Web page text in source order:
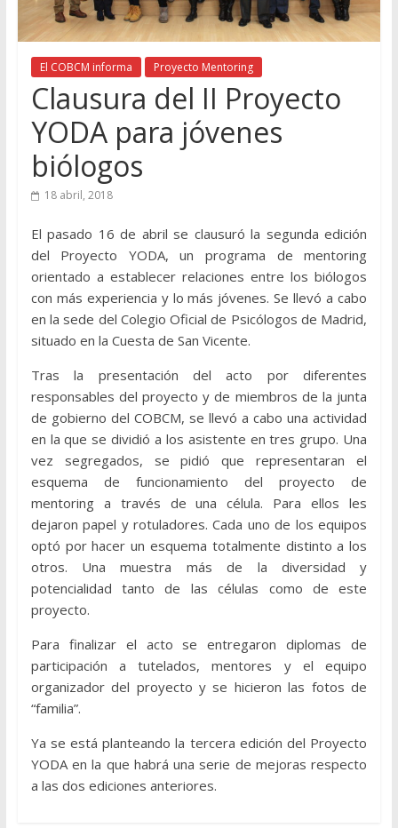
El COBCM informa Proyecto Mentoring
Clausura del II Proyecto
YODA para jóvenes
biólogos
18 abril, 2018
El pasado 16 de abril se clausuró la segunda edición
del Proyecto YODA, un programa de mentoring
orientado a establecer relaciones entre los biólogos
con más experiencia y lo más jóvenes. Se llevó a cabo
en la sede del Colegio Oficial de Psicólogos de Madrid,
situado en la Cuesta de San Vicente.
Tras la presentación del acto por diferentes
responsables del proyecto y de miembros de la junta
de gobierno del COBCM, se llevó a cabo una actividad
en la que se dividió a los asistente en tres grupo. Una
vez segregados, se pidió que representaran el
esquema de funcionamiento del proyecto de
mentoring a través de una célula. Para ellos les
dejaron papel y rotuladores. Cada uno de los equipos
optó por hacer un esquema totalmente distinto a los
otros. Una muestra más de la diversidad y
potencialidad tanto de las células como de este
proyecto.
Para finalizar el acto se entregaron diplomas de
participación a tutelados, mentores y el equipo
organizador del proyecto y se hicieron las fotos de
“familia”.
Ya se está planteando la tercera edición del Proyecto
YODA en la que habrá una serie de mejoras respecto
a las dos ediciones anteriores.